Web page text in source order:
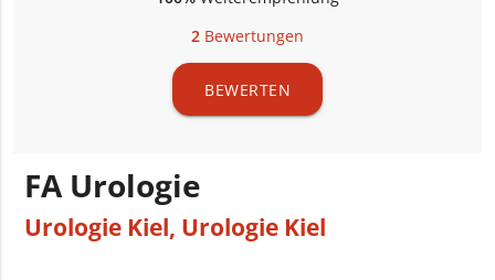
2 Bewertungen
BEWERTEN
FA Urologie
Urologie Kiel, Urologie Kiel